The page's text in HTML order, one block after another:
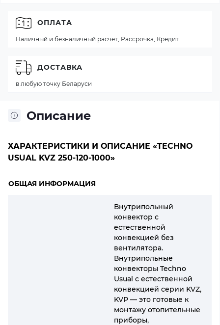
Описание
ХАРАКТЕРИСТИКИ И ОПИСАНИЕ «TECHNO
USUAL KVZ 250-120-1000»
ОБЩАЯ ИНФОРМАЦИЯ
Внутрипольный
конвектор с
естественной
конвекцией без
вентилятора.
Внутрипольные
конвекторы Techno
Usual с естественной
конвекцией серии KVZ,
KVP — это готовые к
монтажу отопительные
приборы,
ОПЛАТА
Наличный и безналичный расчет, Рассрочка, Кредит
ДОСТАВКА
в любую точку Беларуси